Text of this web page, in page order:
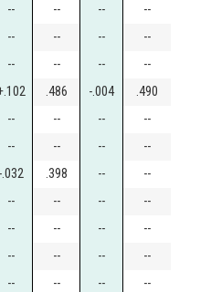
-- -- -- --
-- -- -- --
-- -- -- --
.486 -.004 .490
-- -- -- --
-- -- -- --
-.032 .398 -- --
-- -- -- --
-- -- -- --
-- -- -- --
-- -- -- --